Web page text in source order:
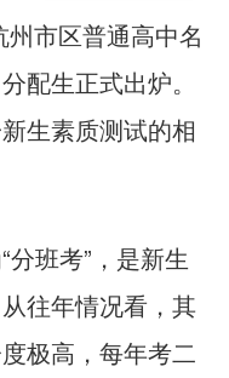
市区普通高中名
配生正式出炉。
生素质测试的相
班考”，是新生
往年情况看，其
极高，每年考二